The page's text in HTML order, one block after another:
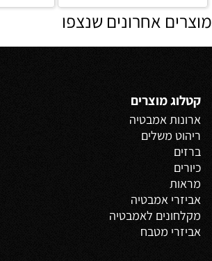
מוצרים אחרונים שנצפו
קטלוג מוצרים
ארונות אמבטיה
ריהוט משלים
ברזים
כיורים
מראות
אביזרי אמבטיה
מקלחונים לאמבטיה
אביזרי מטבח